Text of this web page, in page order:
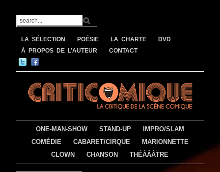
LA SÉLECTION POÉSIE LA CHARTE
DVD
À PROPOS DE L’AUTEUR
CONTACT
ONE-MAN-SHOW STAND-UP
IMPRO/SLAM
COMÉDIE
CABARET/CIRQUE
MARIONNETTE
CLOWN
CHANSON THÉÂÂÂTRE